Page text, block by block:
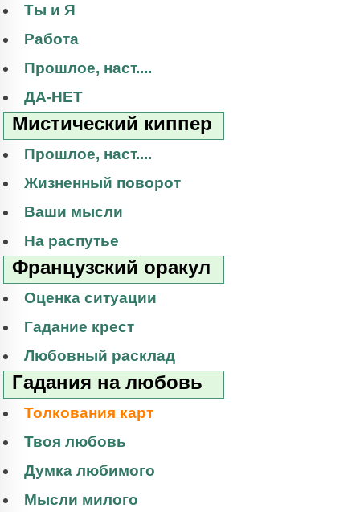
Ты и Я
Работа
Прошлое, наст....
ДА-НЕТ
Мистический киппер
Прошлое, наст....
Жизненный поворот
Ваши мысли
На распутье
Французский оракул
Оценка ситуации
Гадание крест
Любовный расклад
Гадания на любовь
Толкования карт
Твоя любовь
Думка любимого
Мысли милого